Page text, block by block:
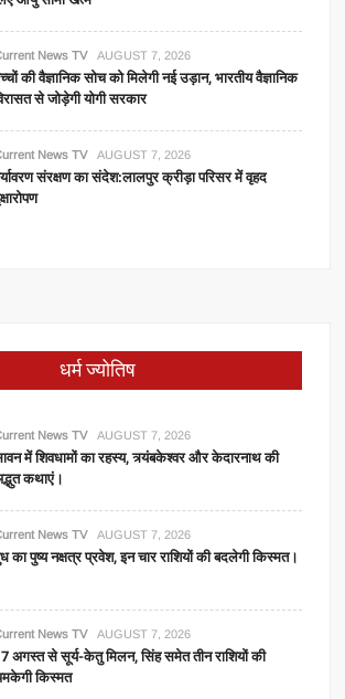
News TV AUGUST 7, 2026
की वैज्ञानिक सोच को मिलेगी नई उड़ान, भारतीय वैज्ञानिक
से जोड़ेगी योगी सरकार
News TV AUGUST 7, 2026
संरक्षण का संदेश:लालपुर क्रीड़ा परिसर में वृहद
धर्म ज्योतिष
News TV AUGUST 7, 2026
में शिवधामों का रहस्य, त्र्यंबकेश्वर और केदारनाथ की
कथाएं।
News TV AUGUST 7, 2026
का पुष्य नक्षत्र प्रवेश, इन चार राशियों की बदलेगी किस्मत।
News TV AUGUST 7, 2026
अगस्त से सूर्य-केतु मिलन, सिंह समेत तीन राशियों की
किस्मत